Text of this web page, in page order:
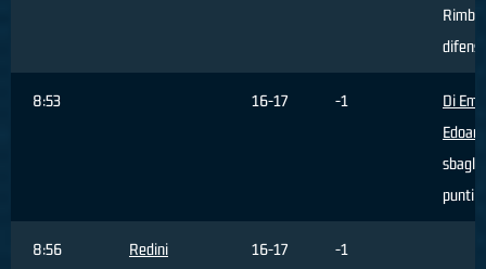
8:53 16-17 -1
Di
punti
8:56
Redini
16-17 -1